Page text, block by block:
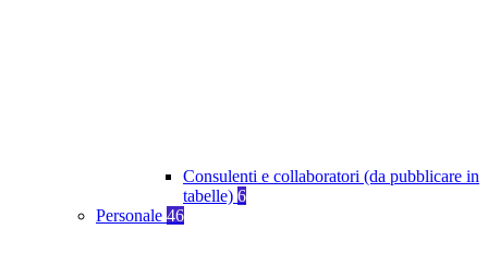
Consulenti e collaboratori (da pubblicare in
tabelle) 6
Personale 46